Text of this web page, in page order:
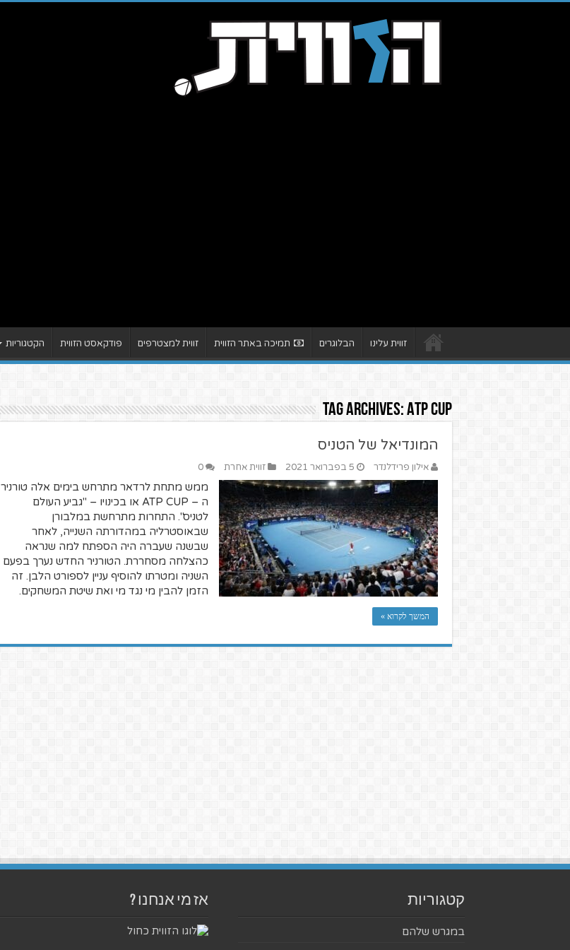
זווית עלינו הבלוגרים תמיכה באתר הזווית זווית למצטרפים פודקאסט הזווית הקטגוריות
Tag Archives:ATP CUP
המונדיאל של הטניס
אילון פרידלנדר 5 בפברואר 2021 זווית אחרת 0
ממש מתחת לרדאר מתרחש בימים אלה טורניר
ה – ATP CUP או בכינויו – "גביע העולם
לטניס". התחרות מתרחשת במלבורן
שבאוסטרליה במהדורתה השנייה, לאחר
שבשנה שעברה היה הספתח למה שנראה
כהצלחה מסחררת. הטורניר החדש נערך בפעם
השניה ומטרתו להוסיף עניין לספורט הלבן. זה
הזמן להבין מי נגד מי ואת שיטת המשחקים.
המשך לקרוא »
קטגוריות
במגרש שלהם
אז מי אנחנו ?